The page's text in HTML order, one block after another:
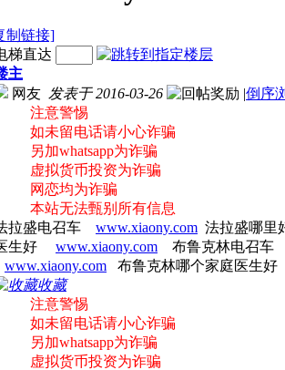
制链接]
梯直达
主
网友 发表于 2016-03-26 |倒序
注意警惕
如未留电话请小心诈骗
另加whatsapp为诈骗
虚拟货币投资为诈骗
网恋均为诈骗
本站无法甄别所有信息
拉盛电召车 www.xiaony.com 法拉盛哪
生好 www.xiaony.com 布鲁克林电召
www.xiaony.com 布鲁克林哪个家庭医生
收藏
注意警惕
如未留电话请小心诈骗
另加whatsapp为诈骗
虚拟货币投资为诈骗